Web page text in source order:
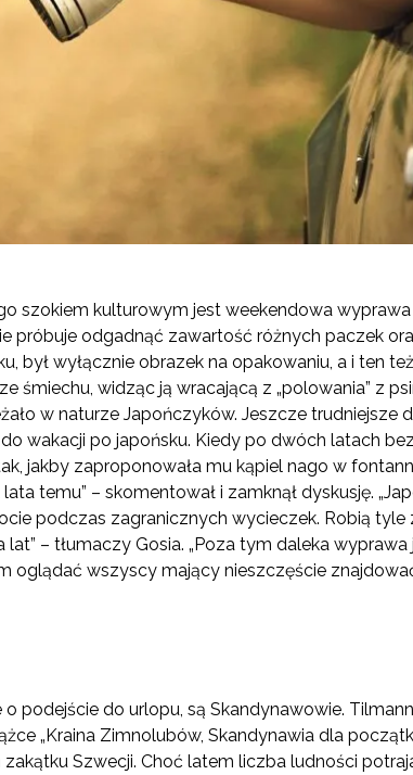
szokiem kulturowym jest weekendowa wyprawa
próbuje odgadnąć zawartość różnych paczek
był wyłącznie obrazek na opakowaniu, a i ten
śmiechu, widząc ją wracającą z „polowania” z
w naturze Japończyków. Jeszcze trudniejsze
wakacji po japońsku. Kiedy po dwóch latach
jakby zaproponowała mu kąpiel nago w
temu” – skomentował i zamknął dyskusję.
podczas zagranicznych wycieczek. Robią tyle
– tłumaczy Gosia. „Poza tym daleka wyprawa
wszyscy mający nieszczęście
podejście do urlopu, są Skandynawowie.
„Kraina Zimnolubów, Skandynawia dla
Szwecji. Choć latem liczba ludności